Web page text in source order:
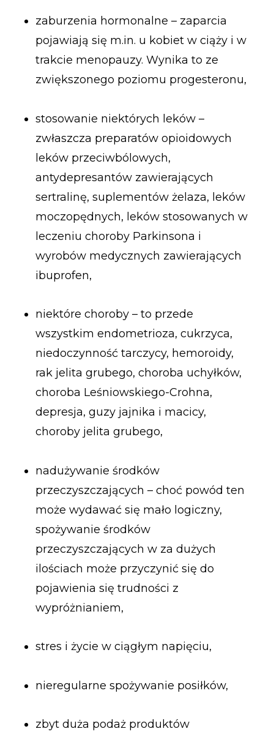
zaburzenia hormonalne – zaparcia
pojawiają się m.in. u kobiet w ciąży i w
trakcie menopauzy. Wynika to ze
zwiększonego poziomu progesteronu,
stosowanie niektórych leków –
zwłaszcza preparatów opioidowych
leków przeciwbólowych,
antydepresantów zawierających
sertralinę, suplementów żelaza, leków
moczopędnych, leków stosowanych w
leczeniu choroby Parkinsona i
wyrobów medycznych zawierających
ibuprofen,
niektóre choroby – to przede
wszystkim endometrioza, cukrzyca,
niedoczynność tarczycy, hemoroidy,
rak jelita grubego, choroba uchyłków,
choroba Leśniowskiego-Crohna,
depresja, guzy jajnika i macicy,
choroby jelita grubego,
nadużywanie środków
przeczyszczających – choć powód ten
może wydawać się mało logiczny,
spożywanie środków
przeczyszczających w za dużych
ilościach może przyczynić się do
pojawienia się trudności z
wypróżnianiem,
stres i życie w ciągłym napięciu,
nieregularne spożywanie posiłków,
zbyt duża podaż produktów